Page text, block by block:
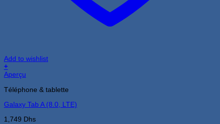
Add to wishlist
+
Aperçu
Téléphone & tablette
Galaxy Tab A (8.0, LTE)
1,749 Dhs